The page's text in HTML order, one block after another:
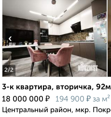
2/2
‹
3-к квартира, вторичка,
18 000 000 ₽ 194 900 ₽ за м²
Центральный район, мкр.